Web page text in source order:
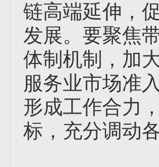
链高端延伸，
发展。要聚焦
体制机制，加
服务业市场准
形成工作合力
标，充分调动